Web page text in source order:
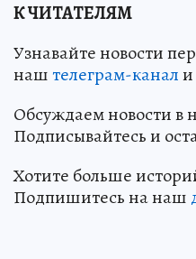
К ЧИТАТЕЛЯМ
Узнавайте новости
наштелеграм-канали
Обсуждаем новости в
Подписывайтесь и
Хотите больше
Подпишитесь на наш